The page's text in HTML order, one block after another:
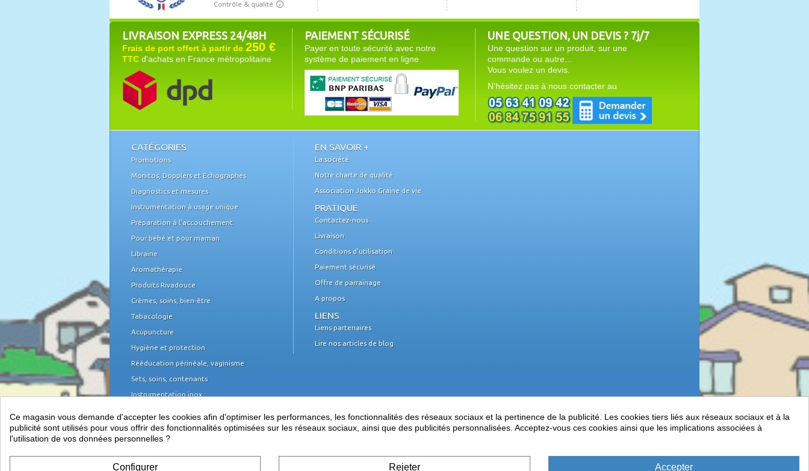
LIVRAISON EXPRESS 24/48H
Frais de port offert à partir de 250 €
TTC d'achats en France métropolitaine
PAIEMENT SÉCURISÉ
Payer en toute sécurité avec notre
système de paiement en ligne
UNE QUESTION, UN DEVIS ? 7j/7
Une question sur un produit, sur une
commande ou autre...
Vous voulez un devis.
N'hésitez pas à nous contacter au
CATÉGORIES
Promotions
Monitos, Dopplers et Échographes
Diagnostics et mesures
Instrumentation à usage unique
Préparation à l'accouchement
Pour bébé et pour maman
Librairie
Aromathérapie
Produits Rivadouce
Crèmes, soins, bien-être
Tabacologie
Acupuncture
Hygiène et protection
Rééducation périnéale, vaginisme
Sets, soins, contenants
Instrumentation inox
Mobilier médical
Équipement du cabinet
Papeterie, piles
EN SAVOIR +
La société
Notre charte de qualité
Association Jokko Graine de vie
PRATIQUE
Contactez-nous
Livraison
Conditions d'utilisation
Paiement sécurisé
Offre de parrainage
A propos
LIENS
Liens partenaires
Lire nos articles de blog
Ce magasin vous demande d'accepter les cookies afin d'optimiser les performances, les fonctionnalités des réseaux sociaux et la pertinence de la publicité. Les cookies tiers liés aux réseaux sociaux et à la
publicité sont utilisés pour vous offrir des fonctionnalités optimisées sur les réseaux sociaux, ainsi que des publicités personnalisées. Acceptez-vous ces cookies ainsi que les implications associées à
l'utilisation de vos données personnelles ?
Configurer Rejeter Accepter